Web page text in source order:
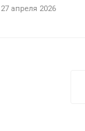
27 апреля 2026